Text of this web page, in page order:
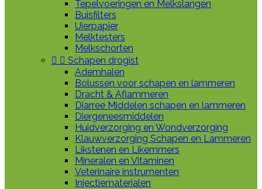
Tepelvoeringen en Melkslangen
Buisfilters
Uierpapier
Melktesters
Melkschorten
  Schapen drogist
Ademhalen
Bolussen voor schapen en lammeren
Dracht & Aflammeren
Diarree Middelen schapen en lammeren
Diergeneesmiddelen
Huidverzorging en Wondverzorging
Klauwverzorging Schapen en Lammeren
Likstenen en Likemmers
Mineralen en Vitaminen
Veterinaire instrumenten
Injectiematerialen